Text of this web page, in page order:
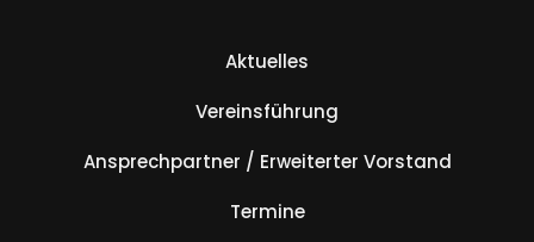
Aktuelles
Vereinsführung
Ansprechpartner / Erweiterter Vorstand
Termine